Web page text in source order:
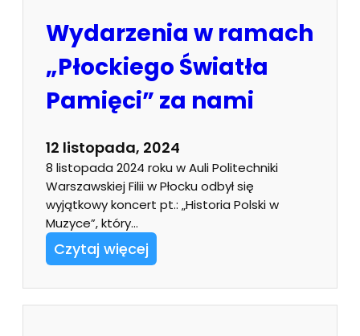
Wydarzenia w ramach
„Płockiego Światła
Pamięci” za nami
12 listopada, 2024
8 listopada 2024 roku w Auli Politechniki
Warszawskiej Filii w Płocku odbył się
wyjątkowy koncert pt.: „Historia Polski w
Muzyce”, który…
Czytaj więcej